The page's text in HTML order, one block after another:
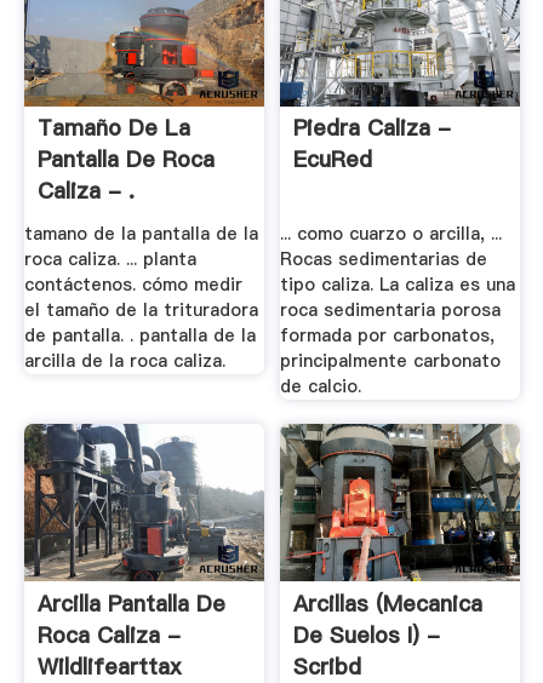
Tamaño De La
Pantalla De Roca
Caliza - .
tamano de la pantalla de la
roca caliza. ... planta
contáctenos. cómo medir
el tamaño de la trituradora
de pantalla. . pantalla de la
arcilla de la roca caliza.
Piedra Caliza -
EcuRed
... como cuarzo o arcilla, ...
Rocas sedimentarias de
tipo caliza. La caliza es una
roca sedimentaria porosa
formada por carbonatos,
principalmente carbonato
de calcio.
Arcilla Pantalla De
Roca Caliza -
Wildlifearttax
Arcillas (Mecanica
De Suelos I) -
Scribd